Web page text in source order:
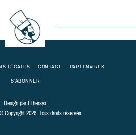
LÉGALES CONTACT
PARTENAIRES
S’ABONNER
Design parEthersys
Copyright 2026. Tous droits réservés